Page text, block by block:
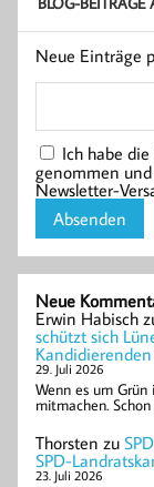
Neue Einträge
Ich habe
genommen
Newsletter-
Neue
Erwin Habisch
schützt sich
29. Juli 2026
Wenn es um
mitmachen.
Thorsten zu
SPD-
23. Juli 2026